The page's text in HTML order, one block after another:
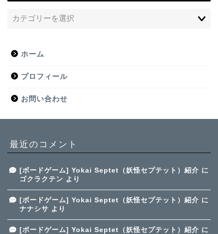
ホーム
プロフィール
お問い合わせ
最近のコメント
[ボードゲーム] Yokai Septet（妖怪セプテット）紹介 に
ゴクラクテン より
[ボードゲーム] Yokai Septet（妖怪セプテット）紹介 に
ナナシサ より
[ボードゲーム] Yokai Septet（妖怪セプテット）紹介 に